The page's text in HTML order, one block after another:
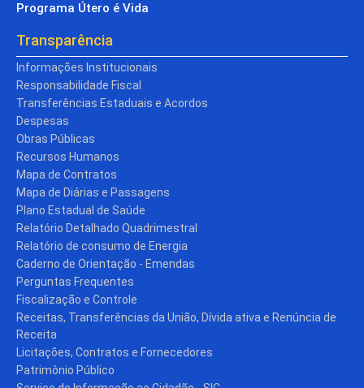
Programa Útero é Vida
Transparência
Informações Institucionais
Responsabilidade Fiscal
Transferências Estaduais e Acordos
Despesas
Obras Públicas
Recursos Humanos
Mapa de Contratos
Mapa de Diárias e Passagens
Plano Estadual de Saúde
Relatório Detalhado Quadrimestral
Relatório de consumo de Energia
Caderno de Orientação - Emendas
Perguntas Frequentes
Fiscalização e Controle
Receitas, Transferências da União, Dívida ativa e Renúncia de
Receita
Licitações, Contratos e Fornecedores
Patrimônio Público